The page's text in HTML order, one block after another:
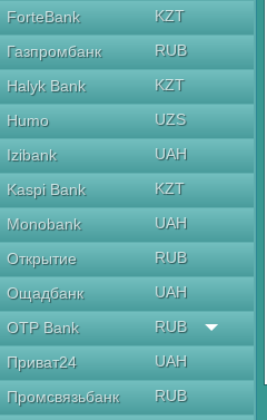
ForteBank
KZT
Газпромбанк
RUB
Halyk Bank
KZT
Humo
UZS
Izibank
UAH
Kaspi Bank
KZT
Monobank
UAH
Открытие
RUB
Ощадбанк
UAH
OTP Bank
RUB
Приват24
UAH
Промсвязьбанк
RUB